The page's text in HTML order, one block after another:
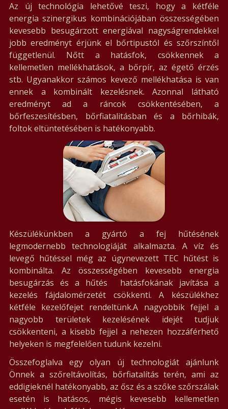
Az új technológia lehetővé teszi, hogy a kétféle
energia szinergikus kombinációjában összességében
kevesebb besugárzott energiával nagyságrendekkel
jobb eredményt érjünk el bőrtipustól és szőrszíntől
függetlenül. Nőtt a hatásfok, csökkennek a
kellemetlen mellékhatások, a bőrpír, az égető érzés
stb. Ugyanakkor számos kevező mellékhatása is van
ennek a kombinált kezelésnek. Azonnal látható
eredményt ad a ráncok csökkentésében, a
bőrfeszesítésben, bőrfiatalitásban és a bőrhibák,
foltok eltüntetésében is hatékonyabb.
Készülékünkben a gyártó a fej hűtésének
legmodernebb technologiáját alkalmazta. A víz és
levegő hűtéssel még az úgynevezett TEC hűtést is
kombinálta. Az összességében kevesebb energia
besugárzás és a hűtés hatásfokának javítása a
kezelés fájdalomérzetét csökkenti. A készülékhez
kétféle kezelőfejet rendeltünk.A nagyobbik fejjel a
nagyobb területek kezelésének idejét tudjuk
csökkenteni, a kisebb fejjel a nehezen hozzáférhető
helyeken is megfelelően tudunk kezelni.
Összefoglalva egy olyan új technologiát ajánlunk
Önnek a szőreltávolítás, bőrfiatalítás terén, ami az
eddigieknél hatékonyabb, az ősz és a szőke szőrszálak
esetén is hatásos, mégis kevesebb kellemetlen